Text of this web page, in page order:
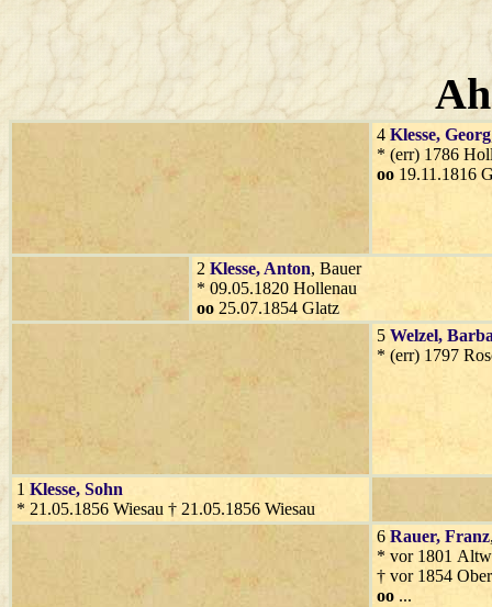
4 Klesse, Georg
* (err) 1786
oo 19.11.1816
2 Klesse, Anton, Bauer
* 09.05.1820 Hollenau
oo 25.07.1854 Glatz
5 Welzel,
* (err) 1797
1 Klesse, Sohn
* 21.05.1856 Wiesau † 21.05.1856 Wiesau
6 Rauer, Franz
* vor 1801
† vor 1854
oo ...